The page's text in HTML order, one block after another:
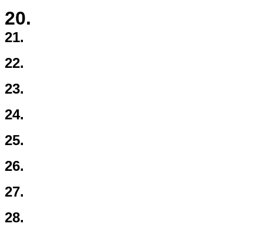
20.
21.
22.
23.
24.
25.
26.
27.
28.